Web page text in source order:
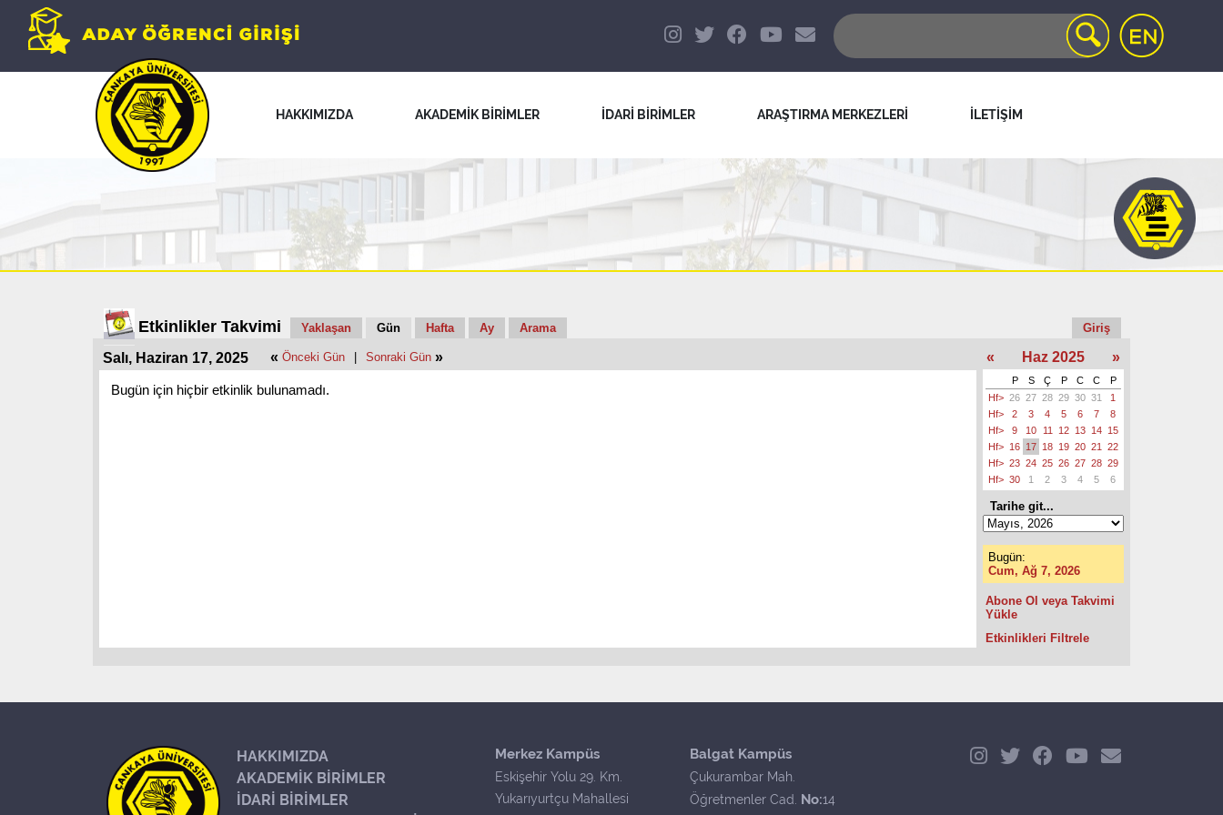
HAKKIMIZDA AKADEMİK BİRİMLER İDARİ BİRİMLER ARAŞTIRMA MERKEZLERİ İLETİŞİM
Etkinlikler Takvimi Yaklaşan Gün Hafta Ay Arama Giriş
Salı, Haziran 17, 2025 « Önceki Gün Sonraki Gün »
Bugün için hiçbir etkinlik bulunamadı.
« Haz 2025 »
P S Ç P C C
P
Hf> 26 27 28 29 30 31
1
Hf>
2 3 4 5 6 7
8
Hf>
9 10 11 12 13 14 15
Hf> 16 17 18 19 20 21
22
Hf> 23 24 25 26 27 28 29
Hf> 30 1 2 3 4 5 6
Tarihe git...
Bugün:
Cum, Ağ 7, 2026
Abone Ol veya Takvimi
Yükle
Etkinlikleri Filtrele
HAKKIMIZDA
AKADEMİK BİRİMLER
İDARİ BİRİMLER
Merkez Kampüs
Eskişehir Yolu 29. Km.
Yukarıyurtçu Mahallesi
Balgat Kampüs
Çukurambar Mah.
Öğretmenler Cad. No:14